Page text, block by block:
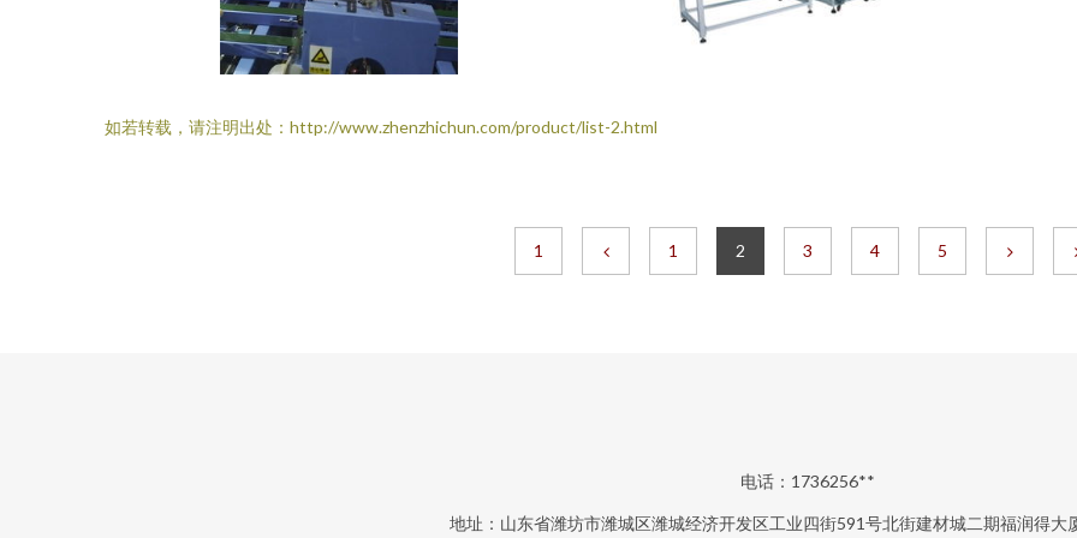
如若转载，请注明出处：http://www.zhenzhichun.com/product/list-2.html
1 1 2 3 4 5
电话：1736256**
地址：山东省潍坊市潍城区潍城经济开发区工业四街591号北街建材城二期福润得大